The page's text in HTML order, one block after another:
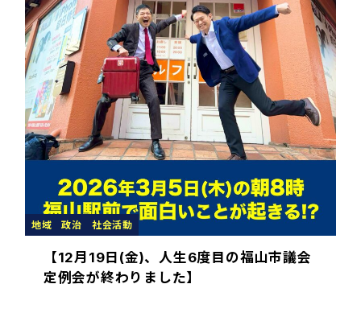
地域 政治 社会活動
【12月19日(金)、人生6度目の福山市議会
定例会が終わりました】